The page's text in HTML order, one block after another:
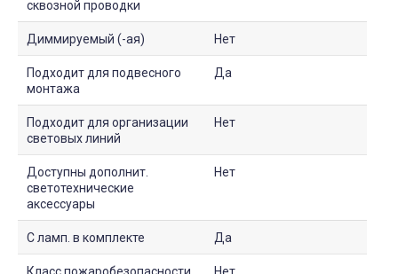
сквозной проводки
Диммируемый (-ая) Нет
Подходит для подвесного
монтажа
Да
Подходит для организации
световых линий
Нет
Доступны дополнит.
светотехнические
аксессуары
Нет
С ламп. в комплекте Да
Класс пожаробезопасности
Нет